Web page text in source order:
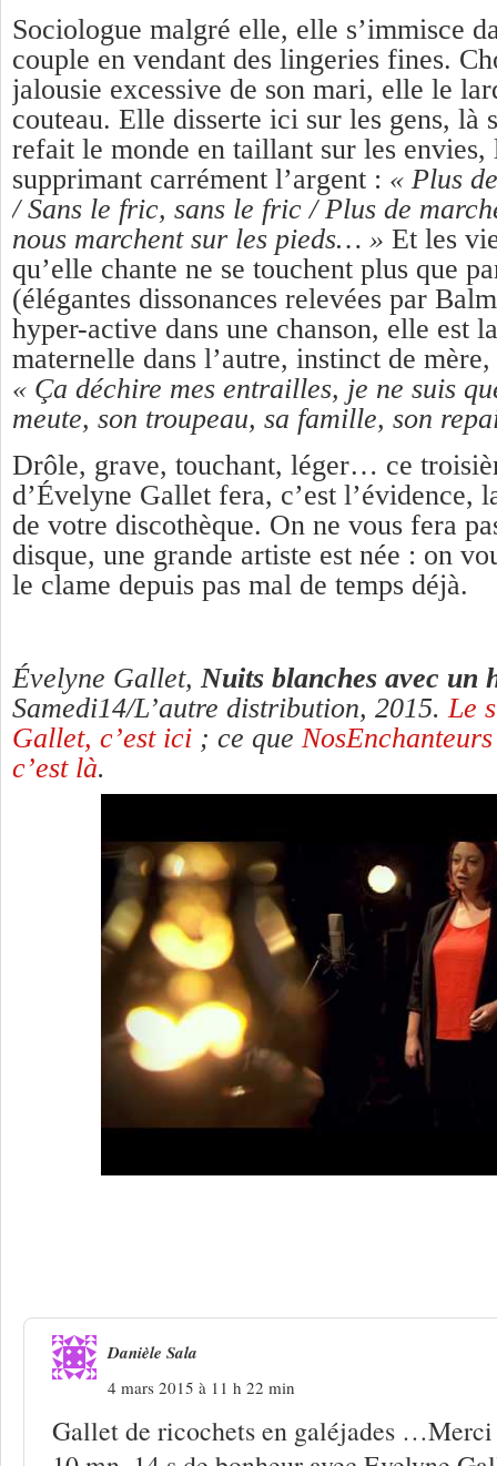
Sociologue malgré elle, elle s’immisce
couple en vendant des lingeries fines.
jalousie excessive de son mari, elle le
couteau. Elle disserte ici sur les gens, là
refait le monde en taillant sur les envies,
supprimant carrément l’argent : « Plus
/ Sans le fric, sans le fric / Plus de
nous marchent sur les pieds… » Et les
qu’elle chante ne se touchent plus que
(élégantes dissonances relevées par
hyper-active dans une chanson, elle est
maternelle dans l’autre, instinct de
« Ça déchire mes entrailles, je ne suis
meute, son troupeau, sa famille, son
Drôle, grave, touchant, léger… ce
d’Évelyne Gallet fera, c’est l’évidence,
de votre discothèque. On ne vous fera
disque, une grande artiste est née : on
le clame depuis pas mal de temps déjà.
Évelyne Gallet, Nuits blanches avec un
Samedi14/L’autre distribution, 2015. Le
Gallet, c’est ici ; ce que
c’est là.
Danièle Sala
4 mars 2015 à 11 h 22 min
Gallet de ricochets en galéjades …Merci